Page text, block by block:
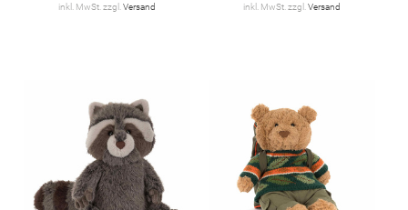
inkl. MwSt. zzgl. Versand inkl. MwSt. zzgl. Versand